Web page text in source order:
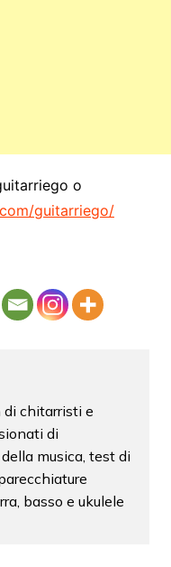
o
guitarriego/
di chitarristi e
di
musica, test di
basso e ukulele